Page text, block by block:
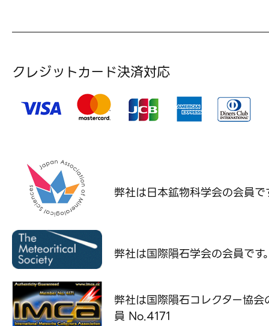
クレジットカード決済対応
弊社は日本鉱物科学会の会員で
弊社は国際隕石学会の会員です
弊社は国際隕石コレクター協会
員 No.4171